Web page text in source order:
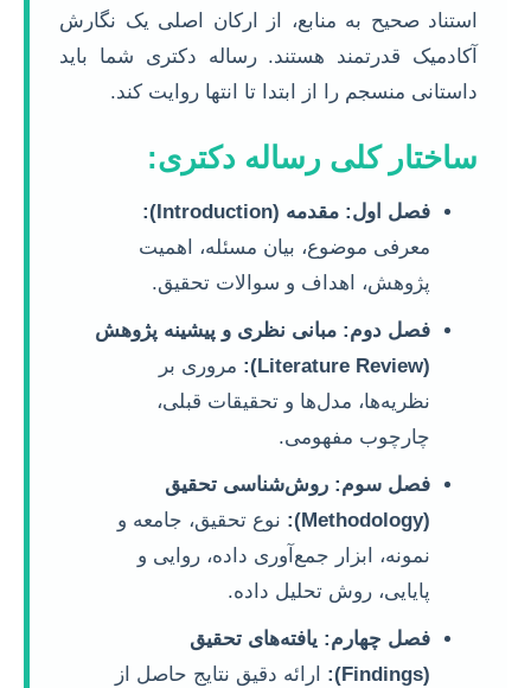
استناد صحیح به منابع، از ارکان اصلی یک نگارش
آکادمیک قدرتمند هستند. رساله دکتری شما باید
داستانی منسجم را از ابتدا تا انتها روایت کند.
ساختار کلی رساله دکتری:
فصل اول: مقدمه (Introduction):
معرفی موضوع، بیان مسئله، اهمیت
پژوهش، اهداف و سوالات تحقیق.
فصل دوم: مبانی نظری و پیشینه پژوهش
(Literature Review):
مروری بر
نظریه‌ها، مدل‌ها و تحقیقات قبلی،
چارچوب مفهومی.
فصل سوم: روش‌شناسی تحقیق
(Methodology):
نوع تحقیق، جامعه و
نمونه، ابزار جمع‌آوری داده، روایی و
پایایی، روش تحلیل داده.
فصل چهارم: یافته‌های تحقیق
(Findings):
ارائه دقیق نتایج حاصل از